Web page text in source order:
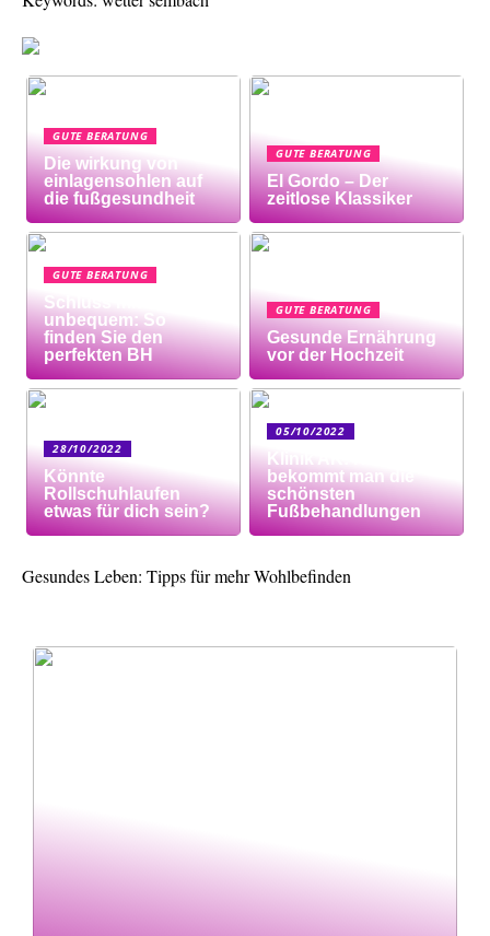
GUTE BERATUNG
Die wirkung von
einlagensohlen auf
die fußgesundheit
GUTE BERATUNG
El Gordo – Der
zeitlose Klassiker
GUTE BERATUNG
Schluss mit
unbequem: So
finden Sie den
perfekten BH
GUTE BERATUNG
Gesunde Ernährung
vor der Hochzeit
28/10/2022
Könnte
Rollschuhlaufen
etwas für dich sein?
05/10/2022
Klinik AK: Hier
bekommt man die
schönsten
Fußbehandlungen
Gesundes Leben: Tipps für mehr Wohlbefinden